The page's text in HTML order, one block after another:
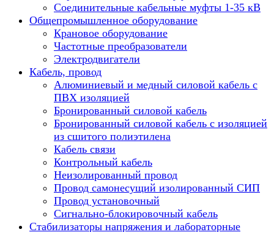
Соединительные кабельные муфты 1-35 кВ
Общепромышленное оборудование
Крановое оборудование
Частотные преобразователи
Электродвигатели
Кабель, провод
Алюминиевый и медный силовой кабель с
ПВХ изоляцией
Бронированный силовой кабель
Бронированный силовой кабель с изоляцией
из сшитого полиэтилена
Кабель связи
Контрольный кабель
Неизолированный провод
Провод самонесущий изолированный СИП
Провод установочный
Сигнально-блокировочный кабель
Стабилизаторы напряжения и лабораторные